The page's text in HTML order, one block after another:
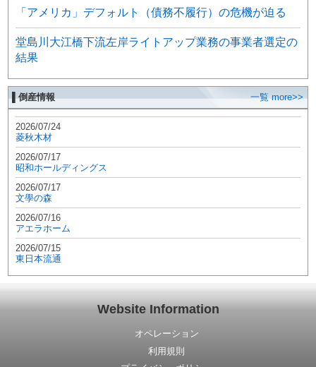
「アメリカ」デフォルト（債務不履行）の危機が迫る
堂島川大江橋下流左岸ライトアップ業務の事業者選定の
結果
▌倒産情報 一覧 more>>
2026/07/24
菱秋木材
2026/07/17
昭和ホールディングス
2026/07/17
文學の森
2026/07/16
アエラホーム
2026/07/15
東日本流通
Website Information
オペレーション
利用規則